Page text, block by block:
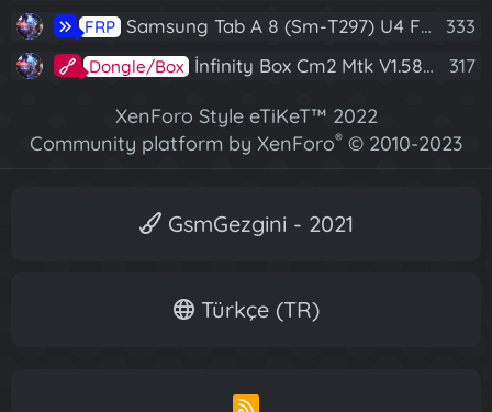
FRP Samsung Tab A 8 (Sm-T297) U4 Frp Reset 333
Dongle/Box İnfinity Box Cm2 Mtk V1.58 Full Kurulum+Crack 317
XenForo Style eTiKeT™ 2022
Community platform by XenForo® © 2010-2023
GsmGezgini - 2021
Türkçe (TR)
R